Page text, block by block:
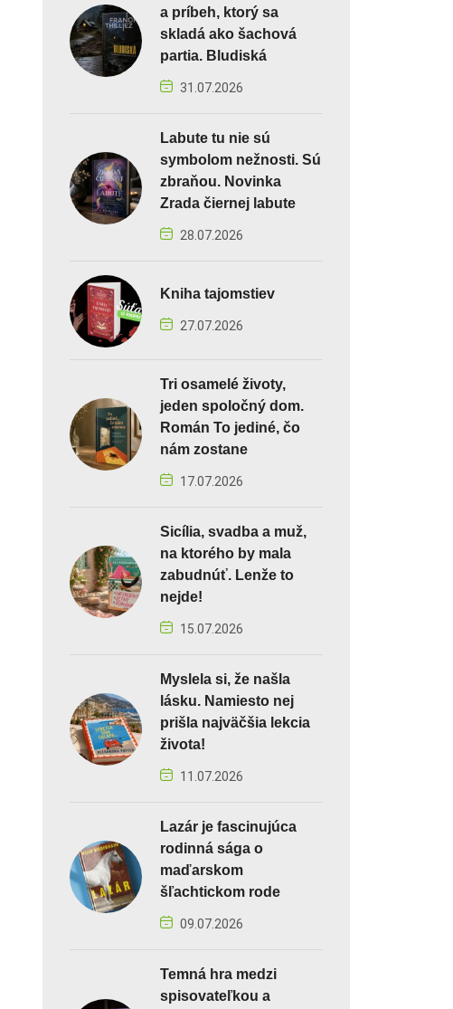
a príbeh, ktorý sa
skladá ako šachová
partia. Bludiská
31.07.2026
Labute tu nie sú
symbolom nežnosti. Sú
zbraňou. Novinka
Zrada čiernej labute
28.07.2026
Kniha tajomstiev
27.07.2026
Tri osamelé životy,
jeden spoločný dom.
Román To jediné, čo
nám zostane
17.07.2026
Sicília, svadba a muž,
na ktorého by mala
zabudnúť. Lenže to
nejde!
15.07.2026
Myslela si, že našla
lásku. Namiesto nej
prišla najväčšia lekcia
života!
11.07.2026
Lazár je fascinujúca
rodinná sága o
maďarskom
šľachtickom rode
09.07.2026
Temná hra medzi
spisovateľkou a